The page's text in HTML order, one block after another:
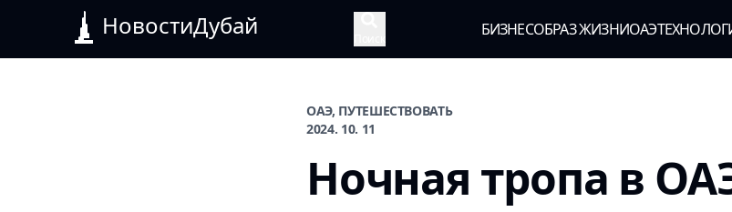
НовостиДубай БИЗНЕСОБРАЗ ЖИЗНИОАЭ
ОАЭ, ПУТЕШЕСТВОВАТЬ
2024. 10. 11
Ночная тропа в